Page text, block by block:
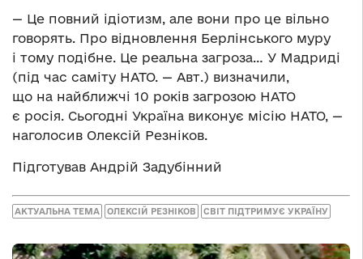
— Це повний ідіотизм, але вони про це вільно
говорять. Про відновлення Берлінського муру
і тому подібне. Це реальна загроза… У Мадриді
(під час саміту НАТО. — Авт.) визначили,
що на найближчі 10 років загрозою НАТО
є росія. Сьогодні Україна виконує місію НАТО, —
наголосив Олексій Резніков.
Підготував Андрій Задубінний
АКТУАЛЬНА ТЕМА ОЛЕКСІЙ РЕЗНІКОВ СВІТ ПІДТРИМУЄ УКРАЇНУ